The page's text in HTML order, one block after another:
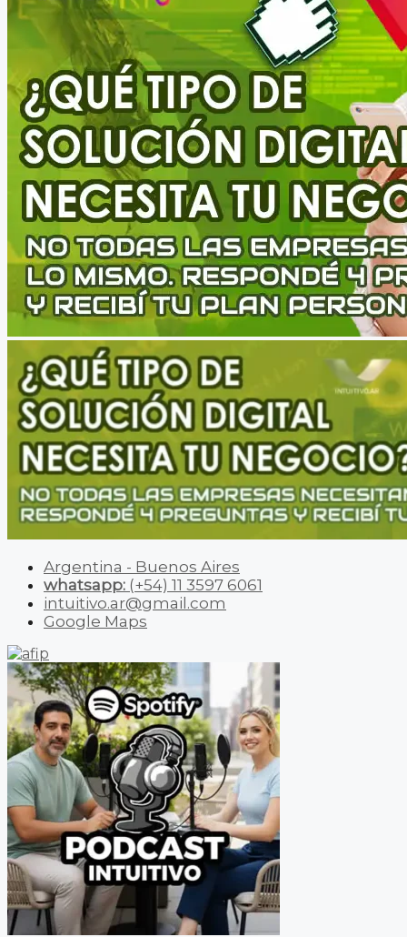
Argentina - Buenos Aires
whatsapp: (+54) 11 3597 6061
intuitivo.ar@gmail.com
Google Maps